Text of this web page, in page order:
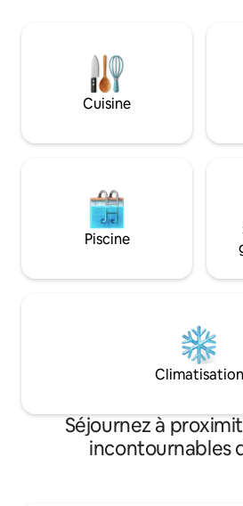
autour de la cheminée ou détendez-
vous avec un livre dans votre chaise
adirondack préférée et savourez les
repas à la table de pique-nique. Votre
de la beauté de la nature.
Cuisine
Piscine
Climatisation
Séjournez à
incontournables